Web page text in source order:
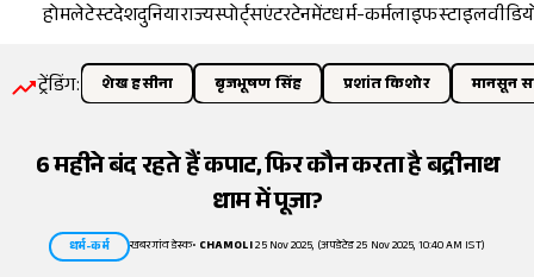
होमलेटेस्टदेशदुनियाराज्यस्पोर्ट्सएंटरटेनमेंटधर्म-कर्मलाइफस्टाइल
ट्रेंडिंग: शेख हसीना बृजभूषण सिंह प्रशांत किशोर मानसून
6 महीने बंद रहते हैं कपाट, फिर कौन करता है बद्रीनाथ
धाम में पूजा?
धर्म-कर्म खबरगांव डेस्क• CHAMOLI25 Nov 2025, (अपडेटेड 25 Nov 2025, 10:40 AM IST)